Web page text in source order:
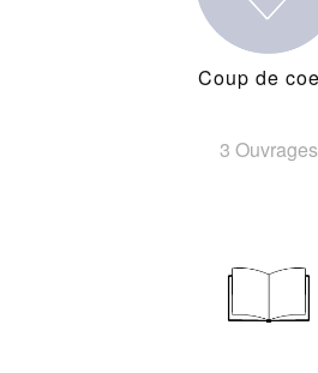
Coup de
3 Ouvrages